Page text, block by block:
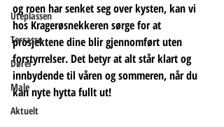
Uteplassen
Terrasse
Dører
Male
Aktuelt
og roen har senket seg over kysten, kan vi
hos Kragerøsnekkeren sørge for at
prosjektene dine blir gjennomført uten
forstyrrelser. Det betyr at alt står klart og
innbydende til våren og sommeren, når du
kan nyte hytta fullt ut!